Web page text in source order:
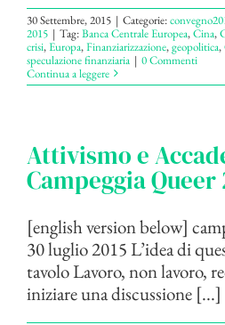
30 Settembre, 2015 | Categorie:
2015 | Tag:Banca Centrale Europea,Cina,
crisi,Europa,Finanziarizzazione,geopolitica,
speculazione finanziaria | 0 Commenti
Continua a leggere
Attivismo e
Campeggia Queer
[english version below]
30 luglio 2015 L’idea di
tavolo Lavoro, non lavoro,
iniziare una discussione [...]